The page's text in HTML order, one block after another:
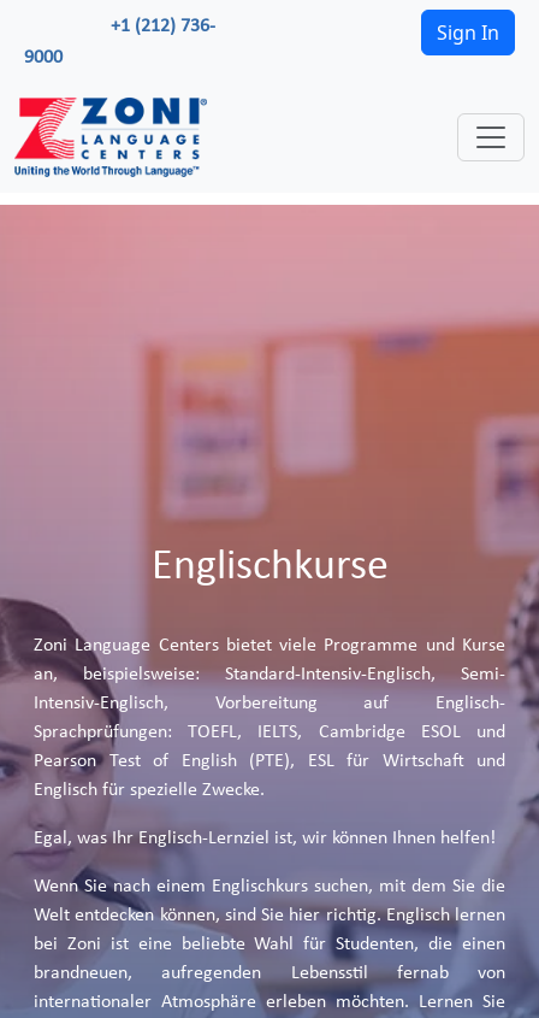
+1 (212) 736-
9000
Sign In
Englischkurse
Zoni Language Centers bietet viele Programme und Kurse
an, beispielsweise: Standard-Intensiv-Englisch, Semi-
Intensiv-Englisch, Vorbereitung auf Englisch-
Sprachprüfungen: TOEFL, IELTS, Cambridge ESOL und
Pearson Test of English (PTE), ESL für Wirtschaft und
Englisch für spezielle Zwecke.
Egal, was Ihr Englisch-Lernziel ist, wir können Ihnen helfen!
Wenn Sie nach einem Englischkurs suchen, mit dem Sie die
Welt entdecken können, sind Sie hier richtig. Englisch lernen
bei Zoni ist eine beliebte Wahl für Studenten, die einen
brandneuen, aufregenden Lebensstil fernab von
internationaler Atmosphäre erleben möchten. Lernen Sie